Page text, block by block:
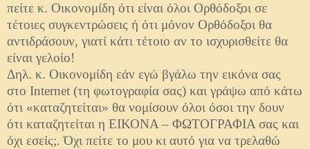
πείτε κ. Οικονομίδη ότι είναι όλοι Ορθόδοξοι σε
τέτοιες συγκεντρώσεις ή ότι μόνον Ορθόδοξοι θα
αντιδράσουν, γιατί κάτι τέτοιο αν το ισχυρισθείτε θα
είναι γελοίο!
Δηλ. κ. Οικονομίδη εάν εγώ βγάλω την εικόνα σας
στο Internet (τη φωτογραφία σας) και γράψω από κάτω
ότι «καταζητείται» θα νομίσουν όλοι όσοι την δουν
ότι καταζητείται η ΕΙΚΟΝΑ – ΦΩΤΟΓΡΑΦΙΑ σας και
όχι εσείς;. Όχι πείτε το μου κι αυτό για να τρελαθώ